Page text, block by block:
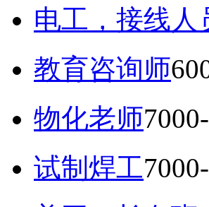
电工，接线人
教育咨询师
物化老师
试制焊工